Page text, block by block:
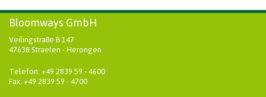
Bloomways GmbH
Veilingstraße B 147
47638 Straelen - Herongen
Telefon: +49 2839 59 - 4600
Fax: +49 2839 59 - 4700